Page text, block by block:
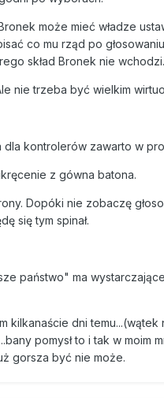
może mieć władze
co mu rząd po
skład Bronek nie wchodzi.
nie trzeba być wielkim
dla kontrolerów zawarto w
z gówna batona.
Dopóki nie zobaczę
się tym spinał.
państwo" ma
kilkanaście dni
pomysł to i tak w moim
gorsza być nie może.